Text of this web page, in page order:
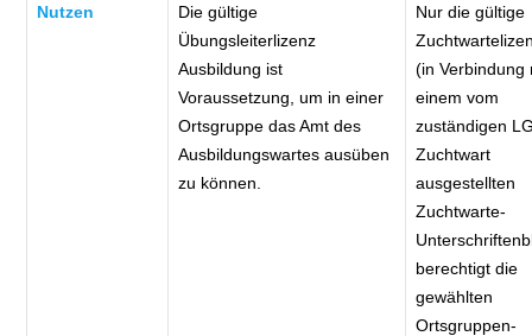
Nutzen
Die gültige
Übungsleiterlizenz
Ausbildung ist
Voraussetzung, um in einer
Ortsgruppe das Amt des
Ausbildungswartes ausüben
zu können.
Nur die gültige
(in Verbindung
einem vom
zuständigen
Zuchtwart
ausgestellten
Zuchtwarte-
berechtigt die
gewählten
Ortsgruppen-